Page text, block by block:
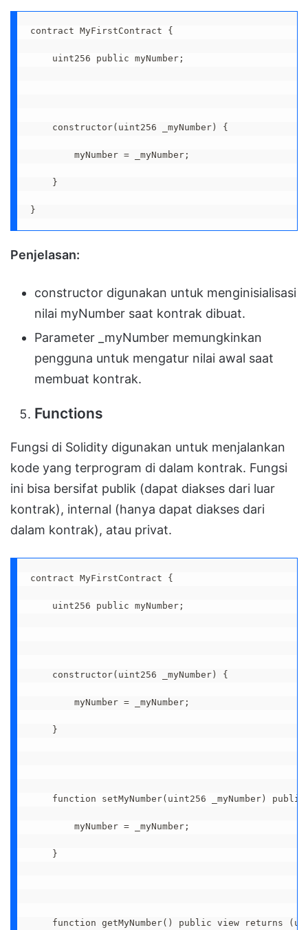
contract MyFirstContract {
uint256 public myNumber;
constructor(uint256 _myNumber) {
myNumber = _myNumber;
}
}
Penjelasan:
constructor digunakan untuk menginisialisasi
nilai myNumber saat kontrak dibuat.
Parameter _myNumber memungkinkan
pengguna untuk mengatur nilai awal saat
membuat kontrak.
Functions
Fungsi di Solidity digunakan untuk menjalankan
kode yang terprogram di dalam kontrak. Fungsi
ini bisa bersifat publik (dapat diakses dari luar
kontrak), internal (hanya dapat diakses dari
dalam kontrak), atau privat.
contract MyFirstContract {
uint256 public myNumber;
constructor(uint256 _myNumber) {
myNumber = _myNumber;
}
function setMyNumber(uint256 _myNumber)
myNumber = _myNumber;
}
function getMyNumber() public view returns